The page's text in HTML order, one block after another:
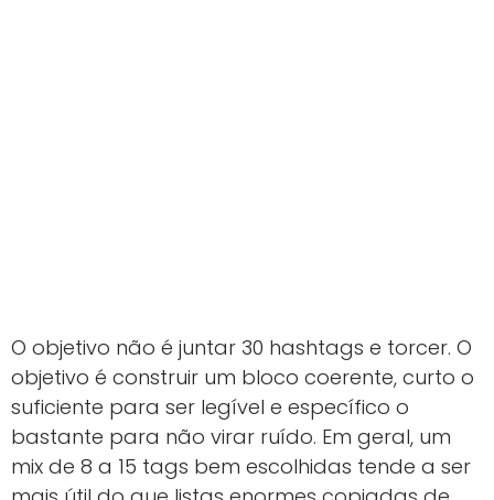
O objetivo não é juntar 30 hashtags e torcer. O
objetivo é construir um bloco coerente, curto o
suficiente para ser legível e específico o
bastante para não virar ruído. Em geral, um
mix de 8 a 15 tags bem escolhidas tende a ser